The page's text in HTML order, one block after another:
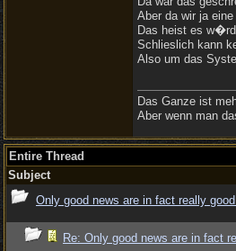
Aber da wir ja
Das heist es
Schlieslich kann
Also um das
Das Ganze ist
Aber wenn man
Entire Thread
Subject
Only good news are in fact really
Re: Only good news are in fact